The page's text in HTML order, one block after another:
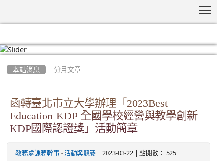
本站消息 分月文章
函轉臺北市立大學辦理「2023Best
Education-KDP 全國學校經營與教學創新
KDP國際認證獎」活動簡章
教務處課務幹事 - 活動與競賽 | 2023-03-22 | 點閱數： 525